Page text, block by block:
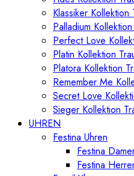
Klassiker Kollektion
Palladium
Perfect Love
Platin Kollektion
Platora Kollektion
Remember Me
Secret Love
Sieger Kollektion
UHREN
Festina Uhren
Festina
Festina